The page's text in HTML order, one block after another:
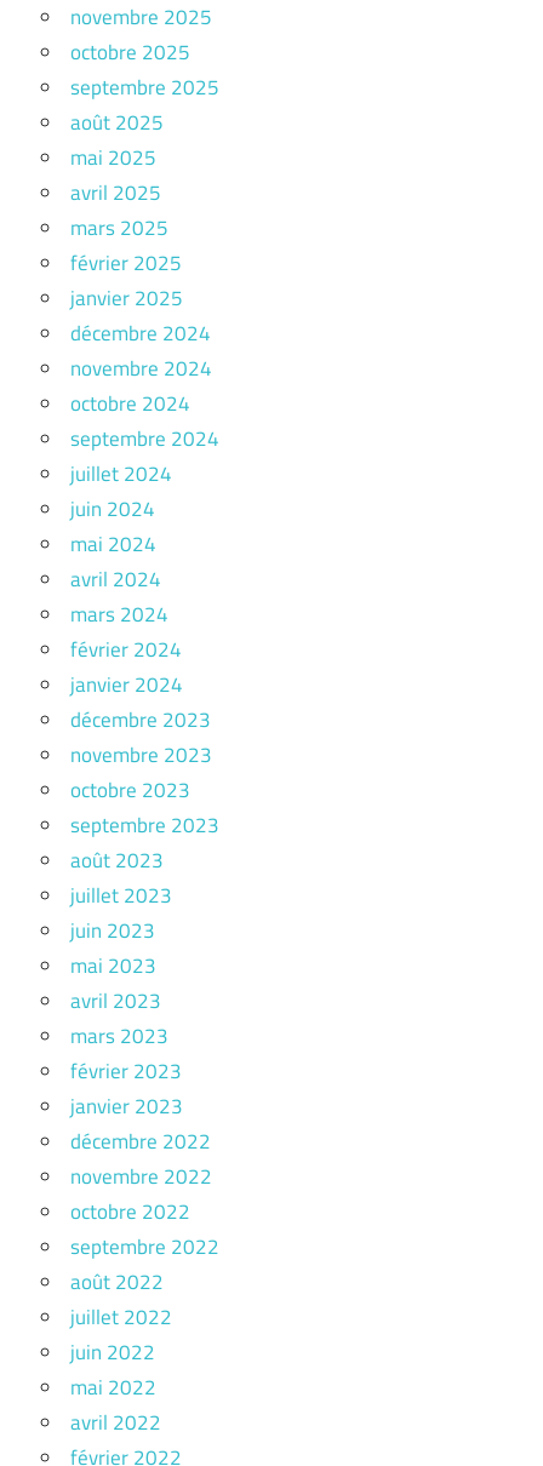
novembre 2025
octobre 2025
septembre 2025
août 2025
mai 2025
avril 2025
mars 2025
février 2025
janvier 2025
décembre 2024
novembre 2024
octobre 2024
septembre 2024
juillet 2024
juin 2024
mai 2024
avril 2024
mars 2024
février 2024
janvier 2024
décembre 2023
novembre 2023
octobre 2023
septembre 2023
août 2023
juillet 2023
juin 2023
mai 2023
avril 2023
mars 2023
février 2023
janvier 2023
décembre 2022
novembre 2022
octobre 2022
septembre 2022
août 2022
juillet 2022
juin 2022
mai 2022
avril 2022
février 2022